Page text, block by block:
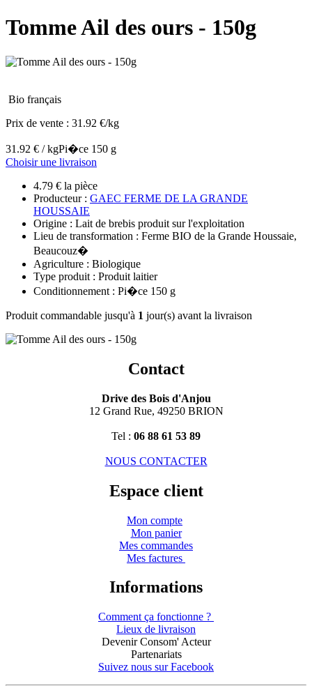
Tomme Ail des ours - 150g
Bio français
Prix de vente : 31.92 €/kg
31.92 € / kgPi�ce 150 g
Choisir une livraison
4.79 € la pièce
Producteur : GAEC FERME DE LA GRANDE
HOUSSAIE
Origine : Lait de brebis produit sur l'exploitation
Lieu de transformation : Ferme BIO de la Grande Houssaie,
Beaucouz�
Agriculture : Biologique
Type produit : Produit laitier
Conditionnement : Pi�ce 150 g
Produit commandable jusqu'à 1 jour(s) avant la livraison
Contact
Drive des Bois d'Anjou
12 Grand Rue, 49250 BRION
Tel : 06 88 61 53 89
NOUS CONTACTER
Espace client
Mon compte
Mon panier
Mes commandes
Mes factures
Informations
Comment ça fonctionne ?
Lieux de livraison
Devenir Consom' Acteur
Partenariats
Suivez nous sur Facebook